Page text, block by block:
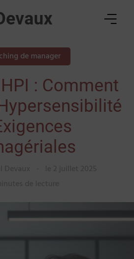
de manager
: Comment